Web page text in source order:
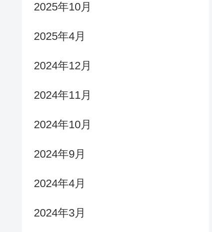
2025年10月
2025年4月
2024年12月
2024年11月
2024年10月
2024年9月
2024年4月
2024年3月